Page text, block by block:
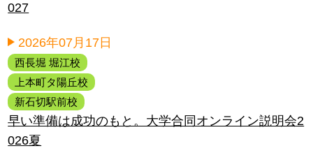
027
2026年07月17日
西長堀 堀江校
上本町タ陽丘校
新石切駅前校
早い準備は成功のもと。大学合同オンライン説明会2
026夏